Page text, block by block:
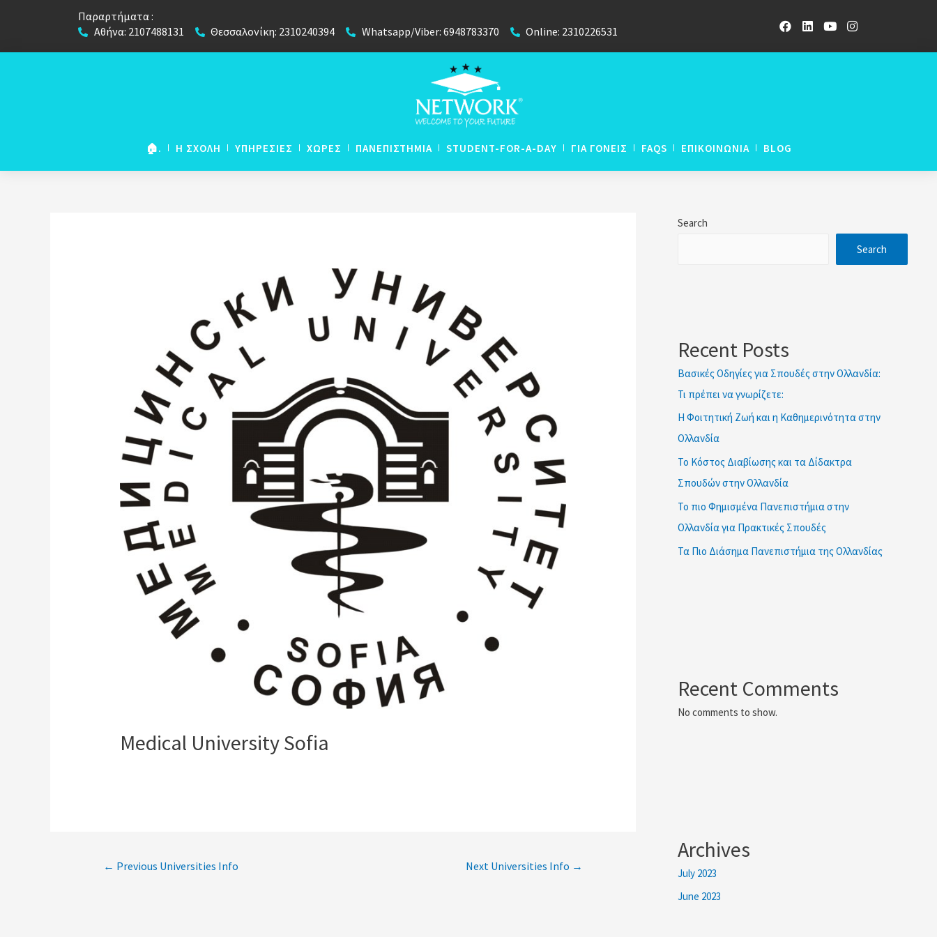
Παραρτήματα :
Αθήνα: 2107488131
Θεσσαλονίκη: 2310240394 Whatsapp/Viber: 6948783370 Online: 2310226531
🏠. Η ΣΧΟΛΗ ΥΠΗΡΕΣΙΕΣ
European Foundation Lyceum
(για μαθήτες Λυκείου)
European Foundation Winter
(για αποφοίτους Λυκείου)
European Foundation Summer
(για αποφοίτους Λυκείου)
IELTS
IELTS Προετοιμασία – Τμήματα
IELTS Εξετάσεις Επίσημο
Εξεταστικό Κέντρο
NETWORK LNAT
ΧΩΡΕΣ ΠΑΝΕΠΙΣΤΗΜΙΑ STUDENT-FOR-A-DAY ΓΙΑ ΓΟΝΕΙΣ FAQS ΕΠΙΚΟΙΝΩΝΙΑ BLOG
Medical University Sofia
← Previous Universities Info Next Universities Info →
Search
Search
Recent Posts
Βασικές Οδηγίες για Σπουδές στην Ολλανδία:
Τι πρέπει να γνωρίζετε:
Η Φοιτητική Ζωή και η Καθημερινότητα στην
Ολλανδία
Το Κόστος Διαβίωσης και τα Δίδακτρα
Σπουδών στην Ολλανδία
Το πιο Φημισμένα Πανεπιστήμια στην
Ολλανδία για Πρακτικές Σπουδές
Τα Πιο Διάσημα Πανεπιστήμια της Ολλανδίας
Recent Comments
No comments to show.
Archives
July 2023
June 2023